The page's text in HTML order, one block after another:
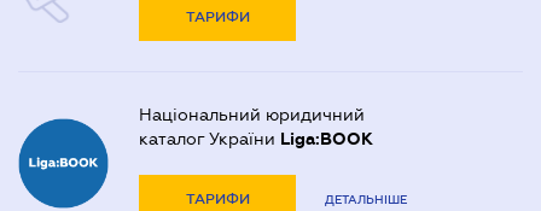
ТАРИФИ
Національний юридичний
каталог України Liga:BOOK
ТАРИФИ ДЕТАЛЬНІШЕ